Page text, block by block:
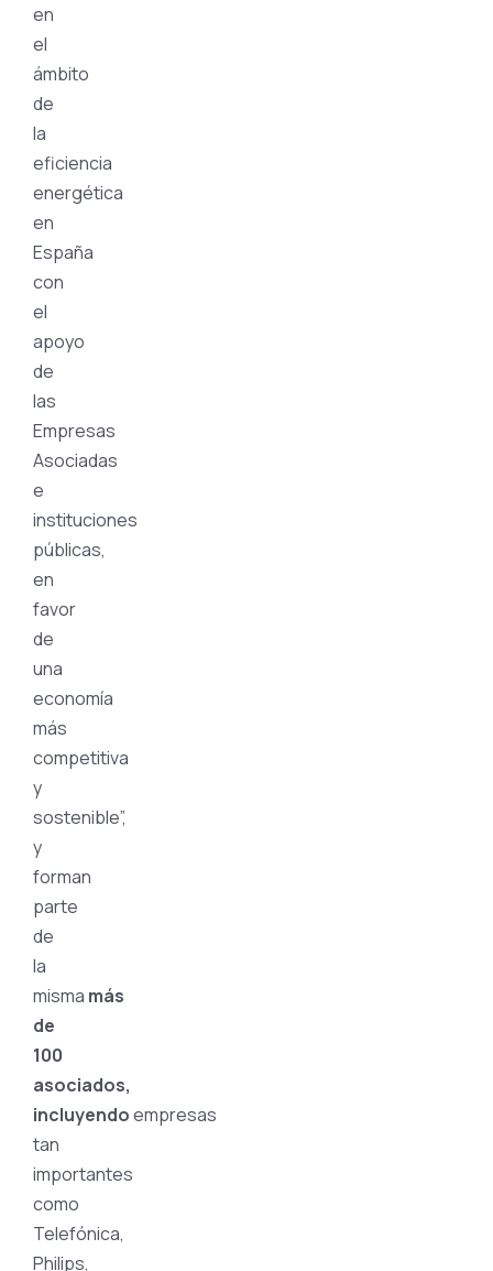
en
el
ámbito
de
la
eficiencia
energética
en
España
con
el
apoyo
de
las
Empresas
Asociadas
e
instituciones
públicas,
en
favor
de
una
economía
más
competitiva
y
sostenible”,
y
forman
parte
de
la
misma más
de
100
asociados,
incluyendoempresas
tan
importantes
como
Telefónica,
Philips,